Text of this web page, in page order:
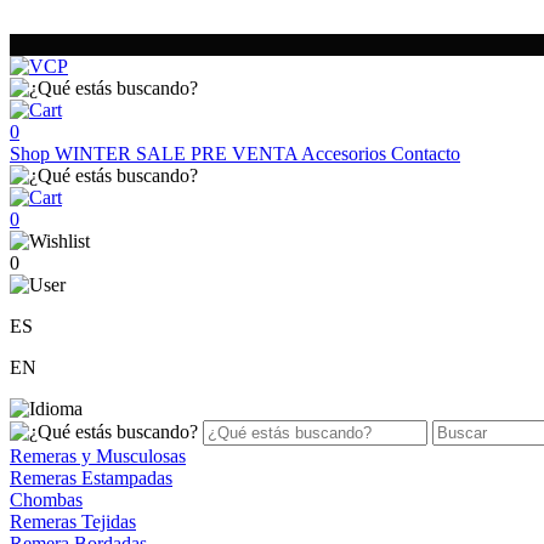
0
Shop WINTER SALE PRE VENTA Accesorios Contacto
0
0
ES
EN
Remeras y Musculosas
Remeras Estampadas
Chombas
Remeras Tejidas